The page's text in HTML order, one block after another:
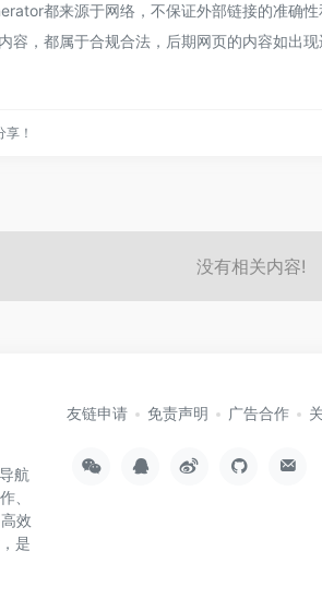
都来源于网络，不保证外部链接的准确
，都属于合规合法，后期网页的内容如出
！
没有相关内容!
航
、
效
是
友链申请 免责声明 广告合作